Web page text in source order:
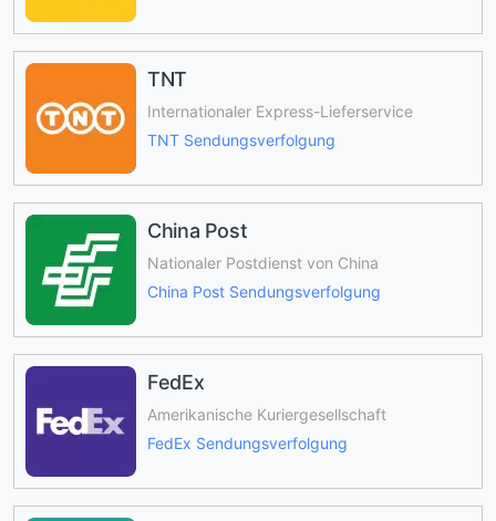
TNT
Internationaler Express-Lieferservice
TNT Sendungsverfolgung
China Post
Nationaler Postdienst von China
China Post Sendungsverfolgung
FedEx
Amerikanische Kuriergesellschaft
FedEx Sendungsverfolgung